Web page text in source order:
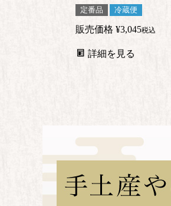
定番品 冷蔵便
販売価格 ¥3,045税込
詳細を見る